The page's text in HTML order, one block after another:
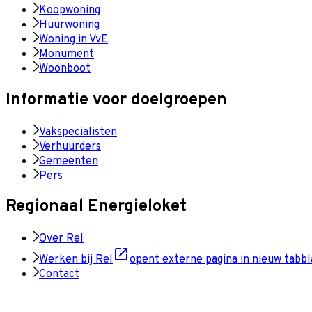
Koopwoning
Huurwoning
Woning in VvE
Monument
Woonboot
Informatie voor doelgroepen
Vakspecialisten
Verhuurders
Gemeenten
Pers
Regionaal Energieloket
Over Rel
Werken bij Rel
opent externe pagina in nieuw
Contact